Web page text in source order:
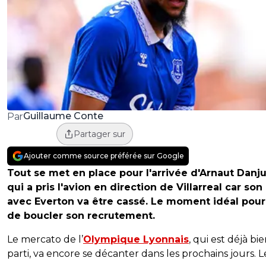
ParGuillaume Conte
Partager sur
Ajouter comme source préférée sur Google
Tout se met en place pour l'arrivée d'Arnaut
qui a pris l'avion en direction de Villarreal car son
avec Everton va être cassé. Le moment idéal
de boucler son recrutement.
Le mercato de l’Olympique Lyonnais, qui est déjà
parti, va encore se décanter dans les prochains jours.